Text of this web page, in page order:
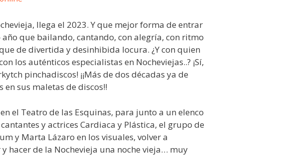
llega el 2023. Y que mejor forma de entrar
año que bailando, cantando, con alegría, con ritmo
de divertida y desinhibida locura. ¿Y con quien
los auténticos especialistas en Nocheviejas..? ¡Sí,
pinchadiscos! ¡¡Más de dos décadas ya de
en sus maletas de discos!!
el Teatro de las Esquinas, para junto a un elenco
y actrices Cardiaca y Plástica, el grupo de
y Marta Lázaro en los visuales, volver a
hacer de la Nochevieja una noche vieja… muy